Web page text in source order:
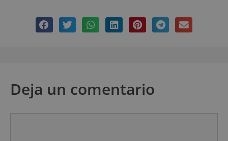
Deja un comentario